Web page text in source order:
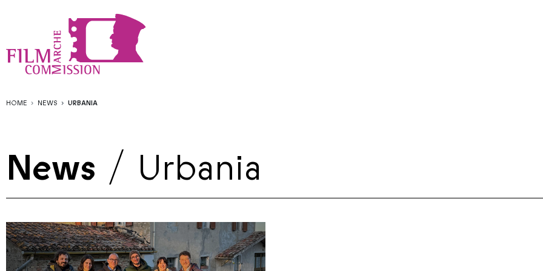
HOME NEWS URBANIA
News / Urbania